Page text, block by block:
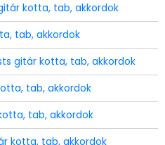
kotta, tab, akkordok
tab, akkordok
gitár kotta, tab, akkordok
tab, akkordok
tab, akkordok
kotta, tab, akkordok